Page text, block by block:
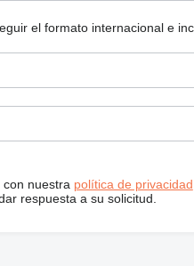
el formato internacional e
nuestra política de privacidad
respuesta a su solicitud.